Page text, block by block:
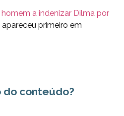
a indenizar Dilma por
apareceu primeiro em
do conteúdo?